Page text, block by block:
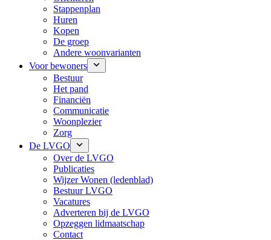
Stappenplan
Huren
Kopen
De groep
Andere woonvarianten
Voor bewoners
Bestuur
Het pand
Financiën
Communicatie
Woonplezier
Zorg
De LVGO
Over de LVGO
Publicaties
Wijzer Wonen (ledenblad)
Bestuur LVGO
Vacatures
Adverteren bij de LVGO
Opzeggen lidmaatschap
Contact